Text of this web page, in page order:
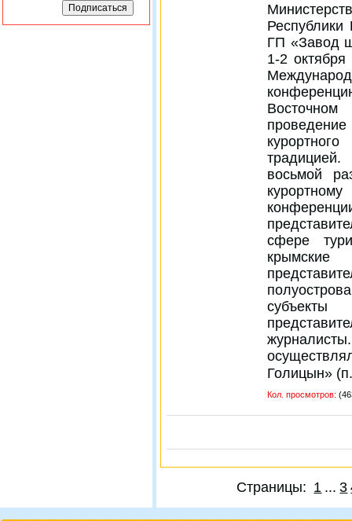
ГП «Завод
1-2
восьмой
сфере
субъекты
Голицын»
Кол. просмотров:
Страницы: 1 ... 3